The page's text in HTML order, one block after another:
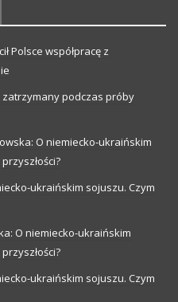
Polsce współpracę z
podczas próby
O niemiecko-ukraińskim
ukraińskim sojuszu. Czym
O niemiecko-ukraińskim
ukraińskim sojuszu. Czym